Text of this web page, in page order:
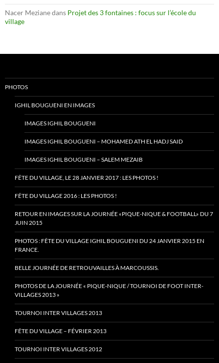
Nacer Mezianedans Projet des 3 fontaines : focus sur l’école du
village
PHOTOS
IGHIL BOUGUENI EN IMAGES
IMAGES IGHIL BOUGUENI
IMAGES IGHIL BOUGUENI – MOHAMED ATH EL HADJ SAID
IMAGES IGHIL BOUGUENI – SALEM MEZAIB
FÊTE DU VILLAGE, LE 28 JANVIER 2017 : LES PHOTOS !
FÊTE DU VILLAGE 2016 : LES PHOTOS !
RETOUR EN IMAGES SUR LA JOURNÉE «PIQUE-NIQUE & FOOTBALL» DU 7
JUIN 2015
PHOTOS : FÊTE DU VILLAGE IGHIL BOUGUENI DU 24 JANVIER 2015 EN
FRANCE.
BELLE JOURNÉE DE RETROUVAILLES À MARCOUSSIS.
PHOTOS DE LA JOURNÉE « PIQUE-NIQUE / TOURNOI DE FOOT INTER-
VILLAGES 2013 »
TOURNOI INTER VILLAGES 2013
FÊTE DU VILLAGE – FÉVRIER 2013
TOURNOI INTER VILLAGES 2012